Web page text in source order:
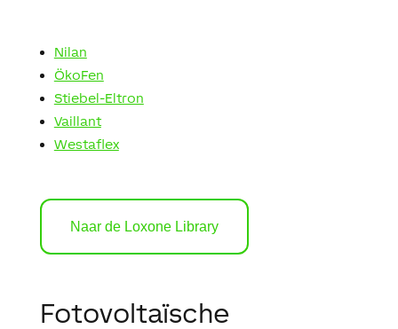
Nilan
ÖkoFen
Stiebel-Eltron
Vaillant
Westaflex
Naar de Loxone Library
Fotovoltaïsche